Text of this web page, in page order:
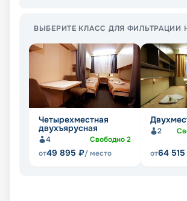
ВЫБЕРИТЕ КЛАСС ДЛЯ ФИЛЬТРАЦИИ
Четырехместная
двухъярусная
4 Свободно2
от49 895 ₽/ место
2
от64 515